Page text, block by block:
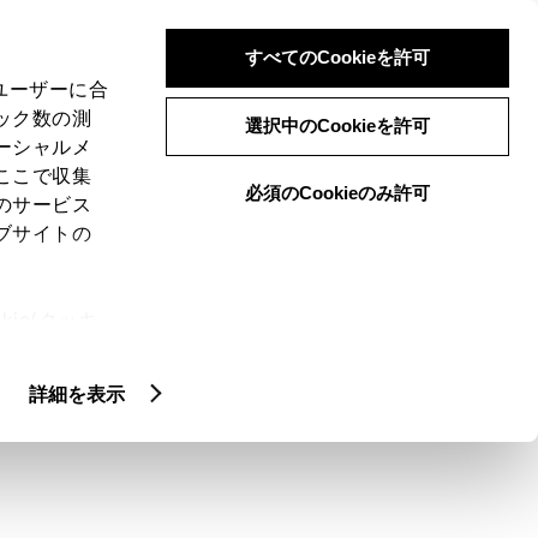
ザーに合
ク数の測
シャルメ
こで収集
サービス
サイトの
詳細を表示
すべてのCookieを許可
選択中のCookieを許可
必須のCookieのみ許可
ログイン 検索 メニュー
メニュー